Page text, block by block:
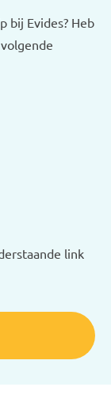
bij Evides? Heb
link